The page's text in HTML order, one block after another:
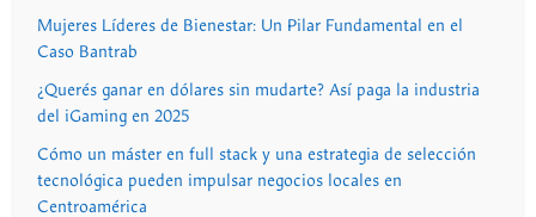
Mujeres Líderes de Bienestar: Un Pilar Fundamental en el
Caso Bantrab
¿Querés ganar en dólares sin mudarte? Así paga la industria
del iGaming en 2025
Cómo un máster en full stack y una estrategia de selección
tecnológica pueden impulsar negocios locales en
Centroamérica